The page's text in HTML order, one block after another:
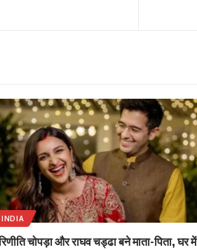
INDIA
चोपड़ा और राघव चड्ढा बने माता-पिता, घर में